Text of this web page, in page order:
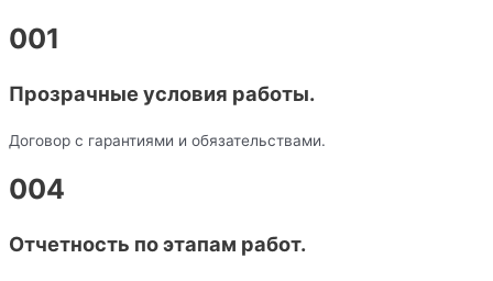
001
Прозрачные условия работы.
Договор с гарантиями и обязательствами.
004
Отчетность по этапам работ.